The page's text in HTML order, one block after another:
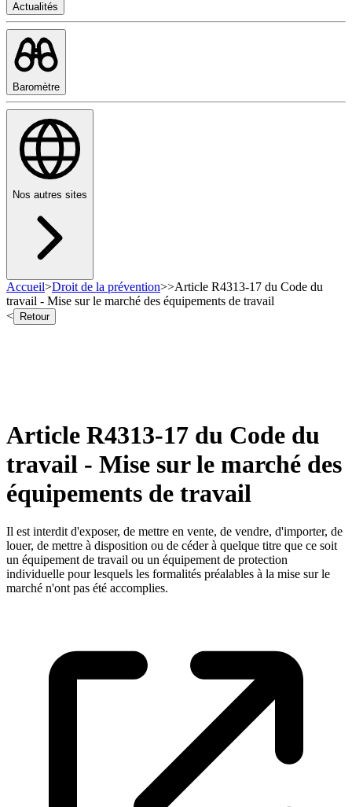
Actualités
Baromètre
Nos autres sites
Accueil>Droit de la prévention>>Article R4313-17 du Code du
travail - Mise sur le marché des équipements de travail
<
Retour
Article R4313-17 du Code du
travail - Mise sur le marché des
équipements de travail
Il est interdit d'exposer, de mettre en vente, de vendre, d'importer, de
louer, de mettre à disposition ou de céder à quelque titre que ce soit
un équipement de travail ou un équipement de protection
individuelle pour lesquels les formalités préalables à la mise sur le
marché n'ont pas été accomplies.